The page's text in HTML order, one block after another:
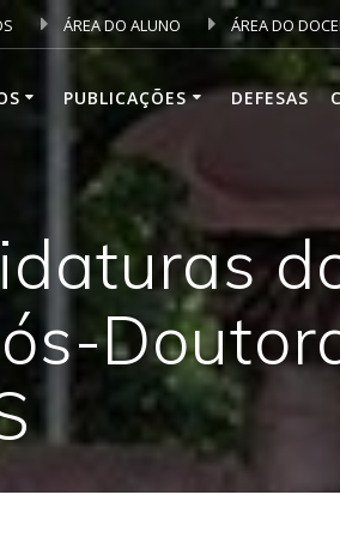
ÁREA DO ALUNO ÁREA DO
PUBLICAÇÕES DEFESAS